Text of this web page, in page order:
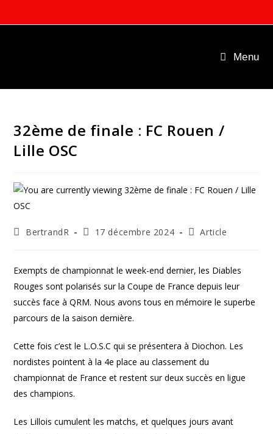
to
Menu
32ème de finale : FC Rouen /
Lille OSC
Auteur/autrice
publication :
BertrandR
Publication
17 décembre 2024
PostArticle
Exempts de championnat le week-end dernier, les Diables
Rouges sont polarisés sur la Coupe de France depuis leur
succès face à QRM. Nous avons tous en mémoire le superbe
parcours de la saison dernière.
Cette fois c’est le L.O.S.C qui se présentera à Diochon. Les
nordistes pointent à la 4e place au classement du
championnat de France et restent sur deux succès en ligue
des champions.
Les Lillois cumulent les matchs, et quelques jours avant